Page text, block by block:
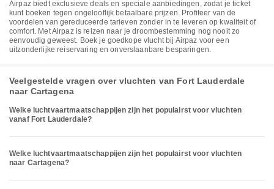
Airpaz biedt exclusieve deals en speciale aanbiedingen, zodat je ticket
kunt boeken tegen ongelooflijk betaalbare prijzen. Profiteer van de
voordelen van gereduceerde tarieven zonder in te leveren op kwaliteit of
comfort. Met Airpaz is reizen naar je droombestemming nog nooit zo
eenvoudig geweest. Boek je goedkope vlucht bij Airpaz voor een
uitzonderlijke reiservaring en onverslaanbare besparingen.
Veelgestelde vragen over vluchten van Fort Lauderdale
naar Cartagena
Welke luchtvaartmaatschappijen zijn het populairst voor vluchten
vanaf Fort Lauderdale?
Welke luchtvaartmaatschappijen zijn het populairst voor vluchten
naar Cartagena?